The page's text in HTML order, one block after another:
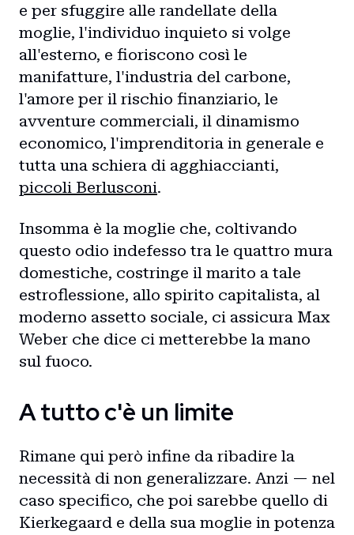
e per sfuggire alle randellate della
moglie, l'individuo inquieto si volge
all'esterno, e fioriscono così le
manifatture, l'industria del carbone,
l'amore per il rischio finanziario, le
avventure commerciali, il dinamismo
economico, l'imprenditoria in generale e
tutta una schiera di agghiaccianti,
piccoli Berlusconi.
Insomma è la moglie che, coltivando
questo odio indefesso tra le quattro mura
domestiche, costringe il marito a tale
estroflessione, allo spirito capitalista, al
moderno assetto sociale, ci assicura Max
Weber che dice ci metterebbe la mano
sul fuoco.
A tutto c'è un limite
Rimane qui però infine da ribadire la
necessità di non generalizzare. Anzi — nel
caso specifico, che poi sarebbe quello di
Kierkegaard e della sua moglie in potenza